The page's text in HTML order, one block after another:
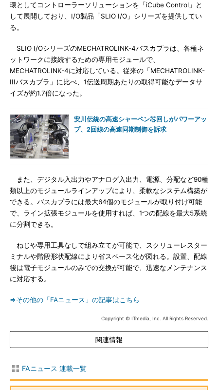
環としてコントローラーソリューションを「iCube Control」と
して展開しており、I/O製品「SLIO I/O」シリーズを提供してい
る。
SLIO I/OシリーズのMECHATROLINK-4バスカプラは、各種ネ
ットワークに接続するための専用モジュールで、
MECHATROLINK-4に対応している。従来の「MECHATROLINK-
IIIバスカプラ」に比べ、1伝送周期あたりの取得可能なデータサ
イズが約1.7倍になった。
安川伝統の高速シャーペン芯回しがパワーアッ
プ、2回線の高速同期制御を訴求
また、デジタル入出力やアナログ入出力、電源、分配など90種
類以上のモジュールラインアップにより、柔軟なシステム構築が
できる。バスカプラには最大64個のモジュールが取り付け可能
で、ライン拡張モジュールを使用すれば、1つの配線を最大5系統
に分割できる。
ねじや専用工具なしで組み立てが可能で、スクリューレスター
ミナルや階段形状配線により省スペース化が図れる。設置、配線
後は電子モジュールのみでの交換が可能で、迅速なメンテナンス
に対応する。
⇒その他の「FAニュース」の記事はこちら
Copyright © ITmedia, Inc. All Rights Reserved.
関連情報
FAニュース 連載一覧